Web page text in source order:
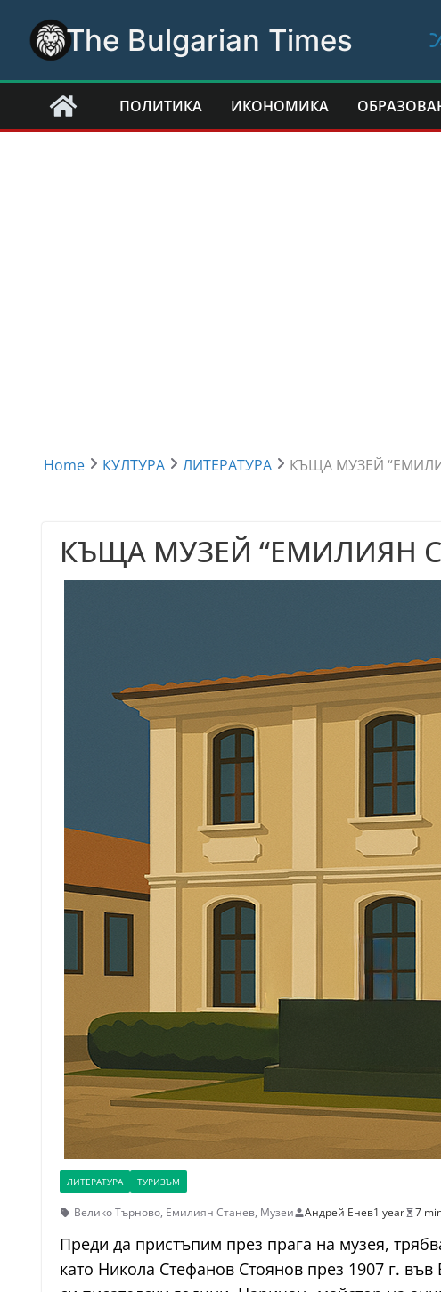
content
The Bulgarian Times
ПОЛИТИКА ИКОНОМИКА
Home КУЛТУРА ЛИТЕРАТУРА КЪЩА МУЗЕЙ
КЪЩА МУЗЕЙ “ЕМИЛИЯН
ЛИТЕРАТУРА ТУРИЗЪМ
Велико Търново, Емилиян Станев, Музеи Андрей Енев1 year 7
Преди да пристъпим през прага на музея,
като Никола Стефанов Стоянов през 1907 г.